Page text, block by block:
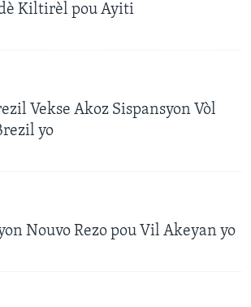
Kiltirèl pou Ayiti
Vekse Akoz Sispansyon Vòl
yo
Nouvo Rezo pou Vil Akeyan yo